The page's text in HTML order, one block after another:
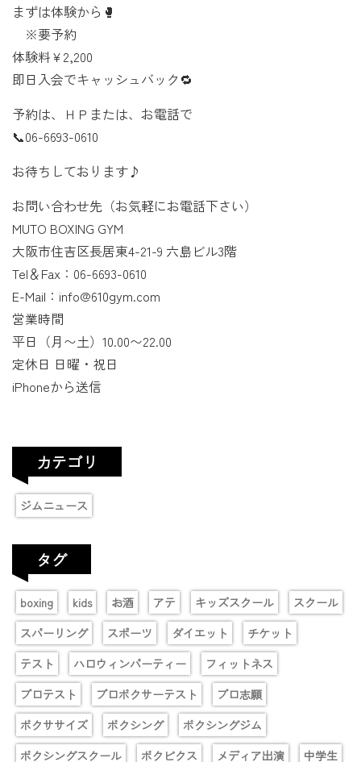
まずは体験から🥊
※要予約
体験料¥2,200
即日入会でキャッシュバック🔁
予約は、ＨＰまたは、お電話で
📞06-6693-0610
お待ちしております♪
お問い合わせ先（お気軽にお電話下さい）
MUTO BOXING GYM
大阪市住吉区長居東4-21-9 六島ビル3階
Tel＆Fax：06-6693-0610
E-Mail：info@610gym.com
営業時間
平日（月〜土）10.00〜22.00
定休日 日曜・祝日
iPhoneから送信
カテゴリ
ジムニュース
タグ
boxing kids お酒 アテ キッズスクール
スクール
スパーリング
スポーツ ダイエット
チケット
テスト
ハロウィンパーティー
フィットネス
プロテスト
プロボクサーテスト
プロ志願
ボクササイズ
ボクシング
ボクシングジム
ボクシングスクール
ボクビクス メディア出演 中学生